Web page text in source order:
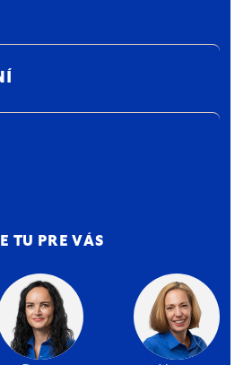
TU PRE VÁS